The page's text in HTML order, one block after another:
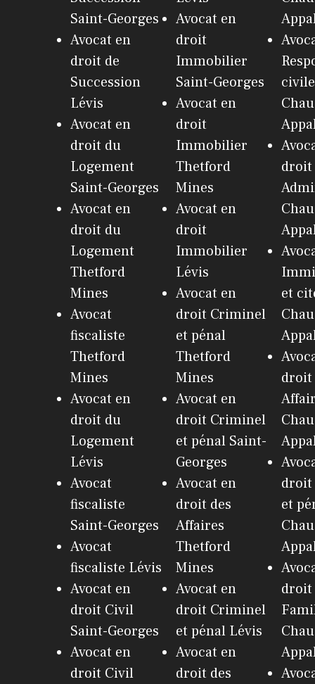
Saint-Georges
Avocat en
droit de
Succession
Lévis
Avocat en
droit du
Logement
Saint-Georges
Avocat en
droit du
Logement
Thetford
Mines
Avocat
fiscaliste
Thetford
Mines
Avocat en
droit du
Logement
Lévis
Avocat
fiscaliste
Saint-Georges
Avocat
fiscaliste Lévis
Avocat en
droit Civil
Saint-Georges
Avocat en
droit Civil
Avocat en
droit
Immobilier
Saint-Georges
Avocat en
droit
Immobilier
Thetford
Mines
Avocat en
droit
Immobilier
Lévis
Avocat en
droit Criminel
et pénal
Thetford
Mines
Avocat en
droit Criminel
et pénal Saint-
Georges
Avocat en
droit des
Affaires
Thetford
Mines
Avocat en
droit Criminel
et pénal Lévis
Avocat en
droit des
civile
droit
et
droit
et
droit